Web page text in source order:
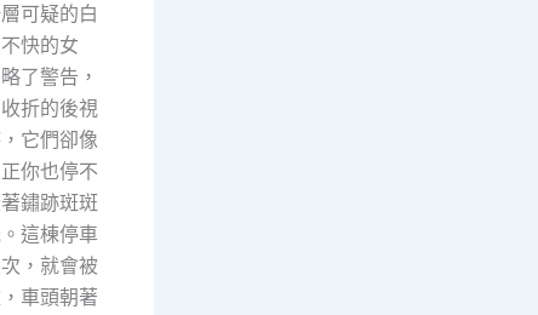
可疑的白
快的女
了警告，
折的後視
它們卻像
你也停不
鏽跡斑斑
這棟停車
，就會被
車頭朝著